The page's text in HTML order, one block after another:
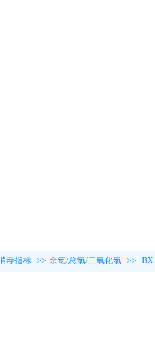
毒指标 >> 余氯/总氯/二氧化氯 >>